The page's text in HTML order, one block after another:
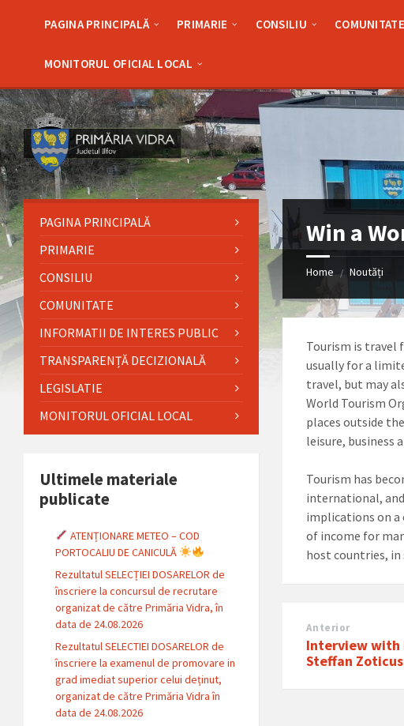
PAGINA PRINCIPALĂ PRIMARIE CONSILIU COMUNITATE
MONITORUL OFICIAL LOCAL
Win a
Home / Noutăți
Tourism is travel
usually for a
travel, but may
World Tourism
places outside
leisure, business
Tourism has
international,
implications on a
of income for
host countries, in
Anterior
Interview with
Steffan Zoticus
PAGINA PRINCIPALĂ
PRIMARIE
CONSILIU
COMUNITATE
INFORMATII DE INTERES PUBLIC
TRANSPARENȚĂ DECIZIONALĂ
LEGISLATIE
MONITORUL OFICIAL LOCAL
Ultimele materiale
publicate
ATENȚIONARE METEO – COD
PORTOCALIU DE CANICULĂ
Rezultatul SELECȚIEI DOSARELOR de
înscriere la concursul de recrutare
organizat de către Primăria Vidra, în
data de 24.08.2026
Rezultatul SELECTIEI DOSARELOR de
înscriere la examenul de promovare in
grad imediat superior celui deținut,
organizat de către Primăria Vidra în
data de 24.08.2026